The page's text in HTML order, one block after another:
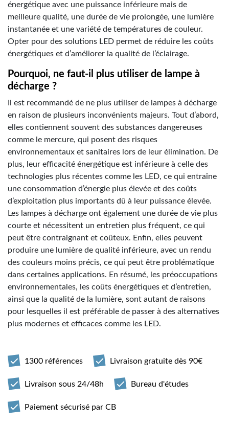
énergétique avec une puissance inférieure mais de
meilleure qualité, une durée de vie prolongée, une lumière
instantanée et une variété de températures de couleur.
Opter pour des solutions LED permet de réduire les coûts
énergétiques et d’améliorer la qualité de l’éclairage.
Pourquoi, ne faut-il plus utiliser de lampe à
décharge ?
Il est recommandé de ne plus utiliser de lampes à décharge
en raison de plusieurs inconvénients majeurs. Tout d’abord,
elles contiennent souvent des substances dangereuses
comme le mercure, qui posent des risques
environnementaux et sanitaires lors de leur élimination. De
plus, leur efficacité énergétique est inférieure à celle des
technologies plus récentes comme les LED, ce qui entraîne
une consommation d’énergie plus élevée et des coûts
d’exploitation plus importants dû à leur puissance élevée.
Les lampes à décharge ont également une durée de vie plus
courte et nécessitent un entretien plus fréquent, ce qui
peut être contraignant et coûteux. Enfin, elles peuvent
produire une lumière de qualité inférieure, avec un rendu
des couleurs moins précis, ce qui peut être problématique
dans certaines applications. En résumé, les préoccupations
environnementales, les coûts énergétiques et d’entretien,
ainsi que la qualité de la lumière, sont autant de raisons
pour lesquelles il est préférable de passer à des alternatives
plus modernes et efficaces comme les LED.
1300 références Livraison gratuite dès 90€
Livraison sous 24/48h Bureau d'études
Paiement sécurisé par CB